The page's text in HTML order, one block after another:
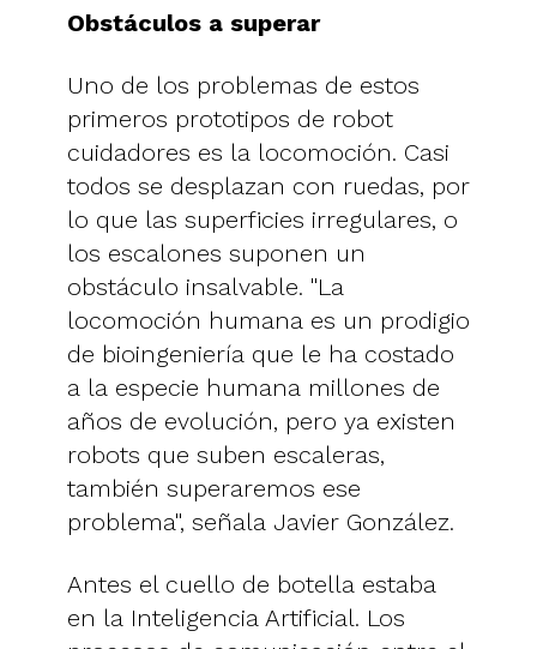
Obstáculos a superar
Uno de los problemas de estos
primeros prototipos de robot
cuidadores es la locomoción. Casi
todos se desplazan con ruedas, por
lo que las superficies irregulares, o
los escalones suponen un
obstáculo insalvable. "La
locomoción humana es un prodigio
de bioingeniería que le ha costado
a la especie humana millones de
años de evolución, pero ya existen
robots que suben escaleras,
también superaremos ese
problema", señala Javier González.
Antes el cuello de botella estaba
en la Inteligencia Artificial. Los